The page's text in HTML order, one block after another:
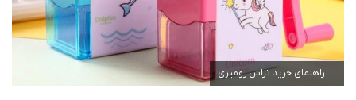
راهنمای خرید تراش رومیزی